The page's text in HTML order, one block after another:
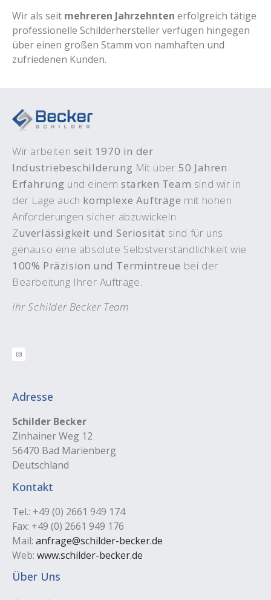
Wir als seit mehreren Jahrzehnten erfolgreich tätige
professionelle Schilderhersteller verfügen hingegen
über einen großen Stamm von namhaften und
zufriedenen Kunden.
Wir arbeiten seit 1970 in der
Industriebeschilderung Mit über50 Jahren
Erfahrung und einemstarken Team sind wir in
der Lage auch komplexe Aufträge mit hohen
Anforderungen sicher abzuwickeln.
Zuverlässigkeit und Seriosität sind für uns
genauso eine absolute Selbstverständlichkeit wie
100% Präzision und Termintreue bei der
Bearbeitung Ihrer Aufträge.
Ihr Schilder Becker Team
Adresse
Schilder Becker
Zinhainer Weg 12
56470 Bad Marienberg
Deutschland
Kontakt
Tel.: +49 (0) 2661 949 174
Fax: +49 (0) 2661 949 176
Mail: anfrage@schilder-becker.de
Web: www.schilder-becker.de
Über Uns